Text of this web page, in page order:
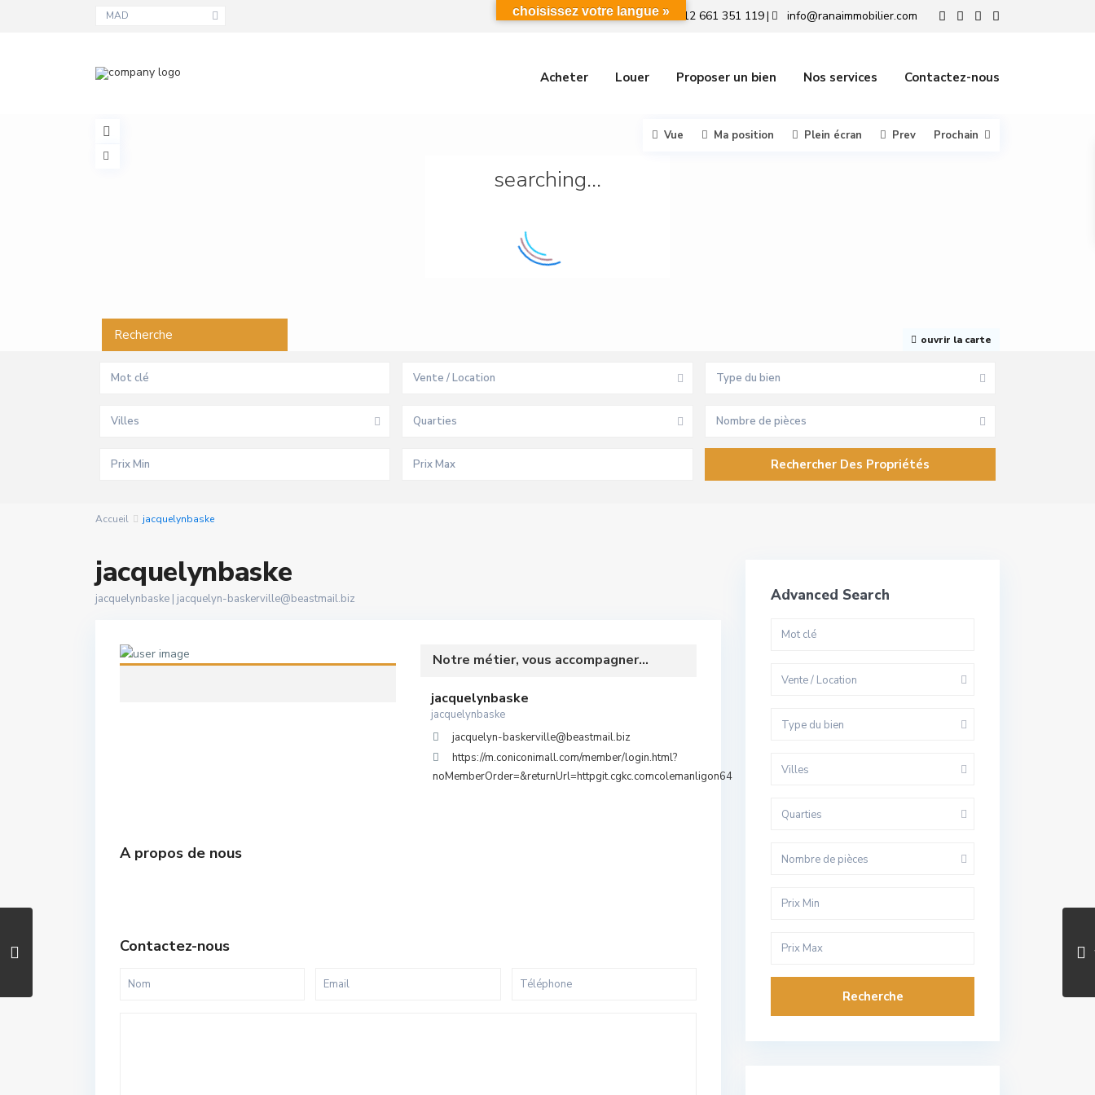
MAD +212 661 351 119| info@ranaimmobilier.com
Acheter Louer Proposer un bien Nos services Contactez-nous
searching...
ouvrir la carte
Vue Ma position Plein écran Prev Prochain
Recherche
Vente / Location Type du bien
Villes Quarties Nombre de pièces
Accueil jacquelynbaske
jacquelynbaske
jacquelynbaske | jacquelyn-baskerville@beastmail.biz
Notre métier, vous accompagner...
jacquelynbaske
jacquelynbaske
jacquelyn-baskerville@beastmail.biz
https://m.coniconimall.com/member/login.html?
noMemberOrder=&returnUrl=httpgit.cgkc.comcolemanligon64
A propos de nous
Contactez-nous
Advanced Search
Vente / Location
Type du bien
Villes
Quarties
Nombre de pièces
Recherche
choisissez votre langue »